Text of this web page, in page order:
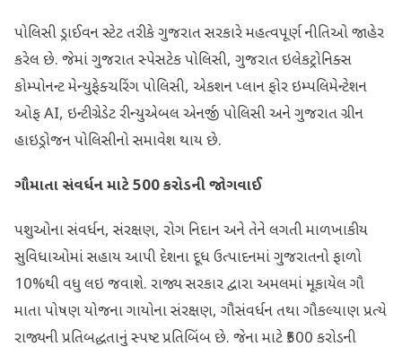
પોલિસી ડ્રાઈવન સ્ટેટ તરીકે ગુજરાત સરકારે મહત્વપૂર્ણ નીતિઓ જાહેર
કરેલ છે. જેમાં ગુજરાત સ્પેસટેક પોલિસી, ગુજરાત ઇલેકટ્રોનિક્સ
કોમ્પોનન્‍ટ મેન્યુફેક્ચરિંગ પોલિસી, એકશન પ્લાન ફોર ઇમ્પલિમેન્ટેશન
ઓફ AI, ઇન્‍ટીગ્રેડેટ રીન્યુએબલ એનર્જી પોલિસી અને ગુજરાત ગ્રીન
હાઇડ્રોજન પોલિસીનો સમાવેશ થાય છે.
ગૌમાતા સંવર્ધન માટે500કરોડની જોગવાઈ
પશુઓના સંવર્ધન, સંરક્ષણ, રોગ નિદાન અને તેને લગતી માળખાકીય
સુવિધાઓમાં સહાય આપી દેશના દૂધ ઉત્પાદનમાં ગુજરાતનો ફાળો
10%થી વધુ લઇ જવાશે. રાજ્ય સરકાર દ્વારા અમલમાં મૂકાયેલ ગૌ
માતા પોષણ યોજના ગાયોના સંરક્ષણ, ગૌસંવર્ધન તથા ગૌકલ્યાણ પ્રત્યે
રાજ્યની પ્રતિબદ્ધતાનું સ્પષ્ટ પ્રતિબિંબ છે. જેના માટે ₹500 કરોડની